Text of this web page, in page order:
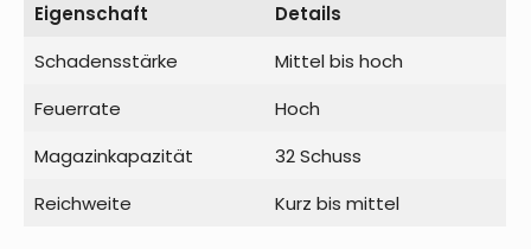
Eigenschaft
Details
Schadensstärke
Mittel bis hoch
Feuerrate
Hoch
Magazinkapazität
32 Schuss
Reichweite
Kurz bis mittel